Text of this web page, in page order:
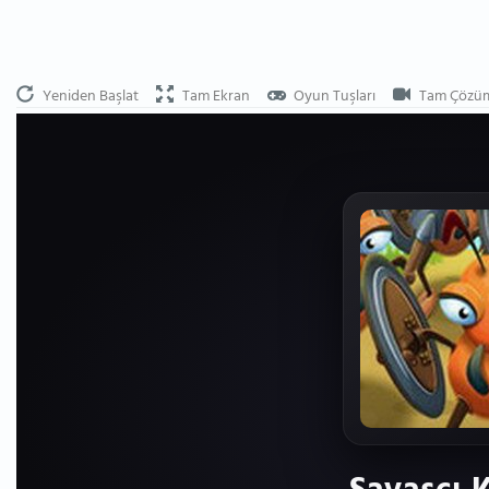
Yeniden Başlat Tam Ekran Oyun Tuşları Tam